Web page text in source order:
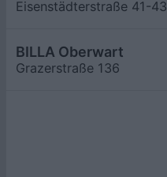
Eisenstädterstraße 41-43
BILLA Oberwart
Grazerstraße 136